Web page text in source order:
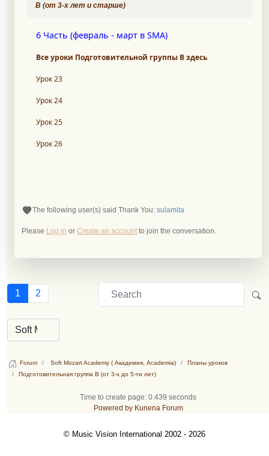
B (от 3-х лет и старше)
6 Часть (февраль - март в SMA)
Все уроки Подготовительной группы В здесь
Урок 23
Урок 24
Урок 25
Урок 26
The following user(s) said Thank You: sulamita
Please Log in or Create an account to join the conversation.
1 2
Forum Soft Mozart Academy ( Академия, Academia)
Планы уроков
Подготовительная группа B (от 3-х до 5-ти лет)
Time to create page: 0.439 seconds
Powered by Kunena Forum
© Music Vision International 2002 - 2026